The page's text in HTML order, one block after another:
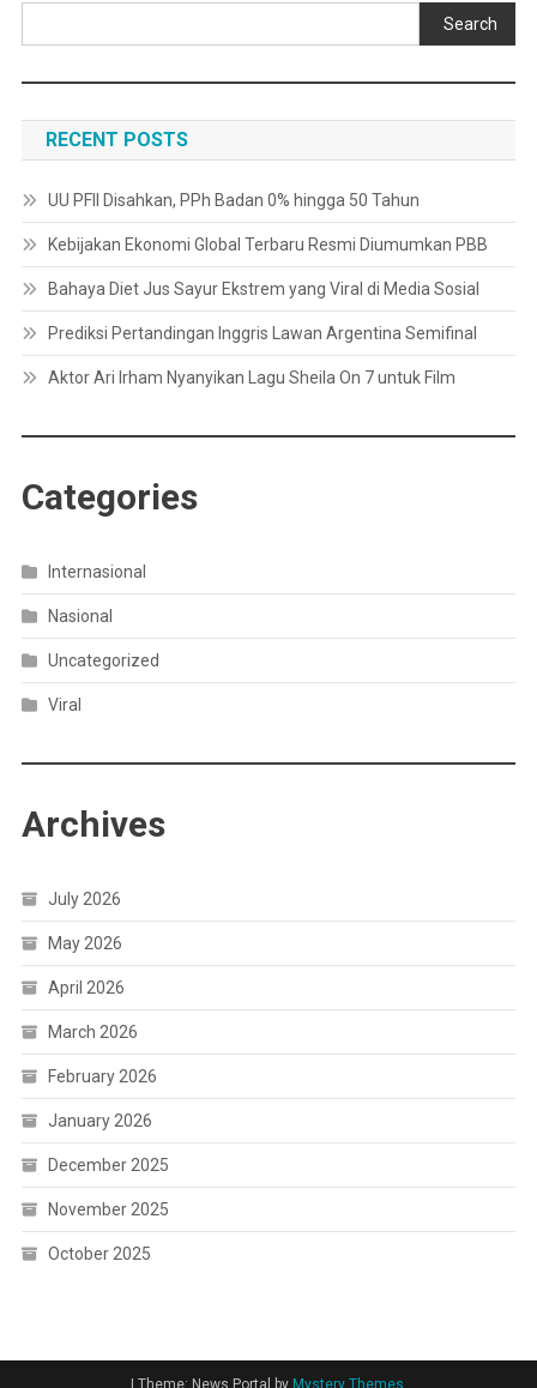
Search
RECENT POSTS
UU PFII Disahkan, PPh Badan 0% hingga 50 Tahun
Kebijakan Ekonomi Global Terbaru Resmi Diumumkan PBB
Bahaya Diet Jus Sayur Ekstrem yang Viral di Media Sosial
Prediksi Pertandingan Inggris Lawan Argentina Semifinal
Aktor Ari Irham Nyanyikan Lagu Sheila On 7 untuk Film
Categories
Internasional
Nasional
Uncategorized
Viral
Archives
July 2026
May 2026
April 2026
March 2026
February 2026
January 2026
December 2025
November 2025
October 2025